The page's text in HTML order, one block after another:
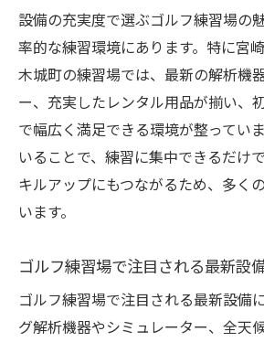
設備の充実度で選ぶゴルフ練習場の
率的な練習環境にあります。特に宮
木城町の練習場では、最新の解析機
ー、充実したレンタル用品が揃い、
で幅広く満足できる環境が整ってい
いることで、練習に集中できるだけ
キルアップにもつながるため、多く
います。
ゴルフ練習場で注目される最新設
ゴルフ練習場で注目される最新設備
グ解析機器やシミュレーター、全天